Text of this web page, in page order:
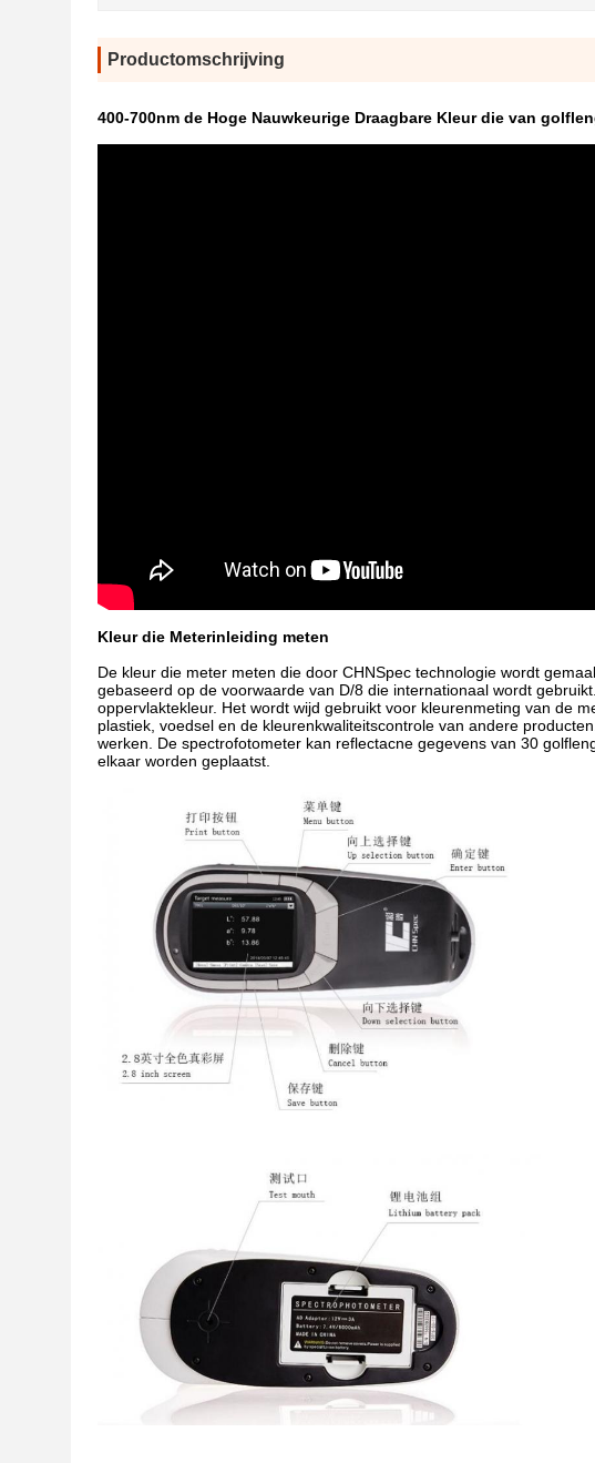
Productomschrijving
400-700nm de Hoge Nauwkeurige Draagbare Kleur die van
Kleur die Meterinleiding meten
De kleur die meter meten die door CHNSpec technologie wordt
gebaseerd op de voorwaarde van D/8 die internationaal wordt
oppervlaktekleur. Het wordt wijd gebruikt voor kleurenmeting van de
plastiek, voedsel en de kleurenkwaliteitscontrole van andere
werken. De spectrofotometer kan reflectacne gegevens van 30
elkaar worden geplaatst.